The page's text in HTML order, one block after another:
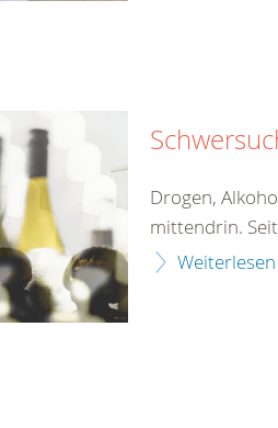
Drogen,
mittendrin.
Weiterlesen